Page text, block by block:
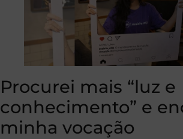
Procurei mais “luz e
conhecimento” e
minha vocação